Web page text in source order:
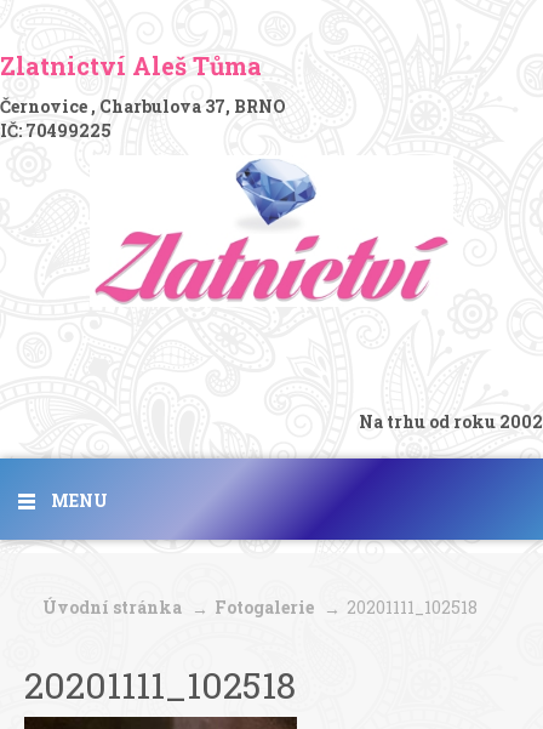
Zlatnictví Aleš Tůma
Černovice , Charbulova 37, BRNO
IČ: 70499225
Na trhu od roku 2002
MENU
Úvodní stránka Fotogalerie 20201111_102518
20201111_102518